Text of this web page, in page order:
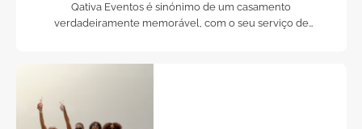
Qativa Eventos é sinónimo de um casamento
verdadeiramente memorável, com o seu serviço de